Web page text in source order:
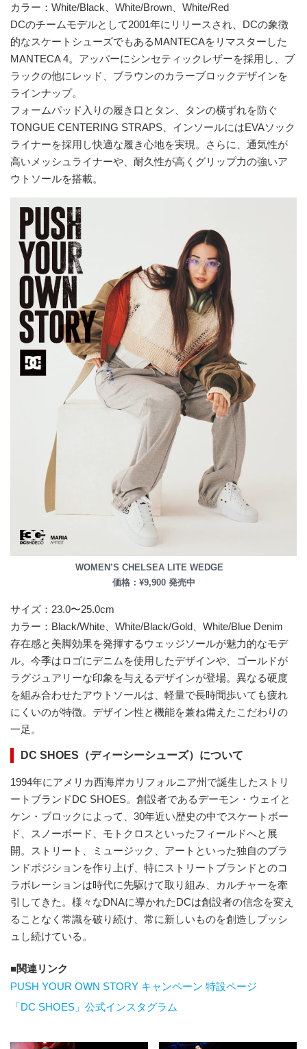
カラー：White/Black、White/Brown、White/Red
DCのチームモデルとして2001年にリリースされ、DCの象徴
的なスケートシューズでもあるMANTECAをリマスターした
MANTECA 4。アッパーにシンセティックレザーを採用し、ブ
ラックの他にレッド、ブラウンのカラーブロックデザインを
ラインナップ。
フォームパッド入りの履き口とタン、タンの横ずれを防ぐ
TONGUE CENTERING STRAPS、インソールにはEVAソック
ライナーを採用し快適な履き心地を実現。さらに、通気性が
高いメッシュライナーや、耐久性が高くグリップ力の強いア
ウトソールを搭載。
WOMEN’S CHELSEA LITE WEDGE
価格：¥9,900 発売中
サイズ：23.0〜25.0cm
カラー：Black/White、White/Black/Gold、White/Blue Denim
存在感と美脚効果を発揮するウェッジソールが魅力的なモデ
ル。今季はロゴにデニムを使用したデザインや、ゴールドが
ラグジュアリーな印象を与えるデザインが登場。異なる硬度
を組み合わせたアウトソールは、軽量で長時間歩いても疲れ
にくいのが特徴。デザイン性と機能を兼ね備えたこだわりの
一足。
DC SHOES（ディーシーシューズ）について
1994年にアメリカ西海岸カリフォルニア州で誕生したストリ
ートブランドDC SHOES。創設者であるデーモン・ウェイと
ケン・ブロックによって、30年近い歴史の中でスケートボー
ド、スノーボード、モトクロスといったフィールドへと展
開。ストリート、ミュージック、アートといった独自のブラ
ンドポジションを作り上げ、特にストリートブランドとのコ
ラボレーションは時代に先駆けて取り組み、カルチャーを牽
引してきた。様々なDNAに導かれたDCは創設者の信念を変え
ることなく常識を破り続け、常に新しいものを創造しプッシ
ュし続けている。
関連リンク
PUSH YOUR OWN STORY キャンペーン 特設ページ
「DC SHOES」公式インスタグラム